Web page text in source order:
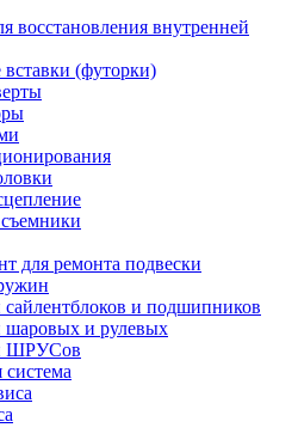
восстановления внутренней
вставки (футорки)
для ремонта подвески
и подшипников
и рулевых
ШРУСов
система